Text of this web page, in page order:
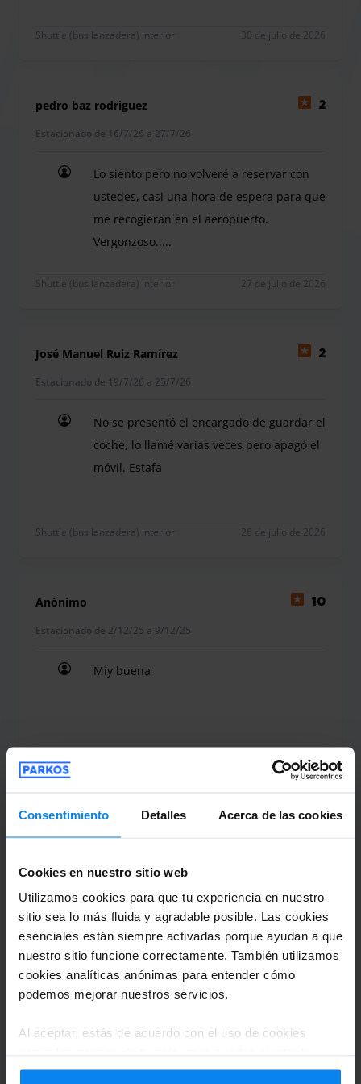
Consentimiento Detalles Acerca de las cookies
Cookies en nuestro sitio web
Utilizamos cookies para que tu experiencia en nuestro
sitio sea lo más fluida y agradable posible. Las cookies
esenciales están siempre activadas porque ayudan a que
nuestro sitio funcione correctamente. También utilizamos
cookies analíticas anónimas para entender cómo
podemos mejorar nuestros servicios.
Al aceptar, estás de acuerdo con el uso de cookies
configuración en cualquier momento. Para conocer todos
Shuttle (bus lanzadera) interior 30 de julio de 2026
pedro baz rodriguez 2
Estacionado de 16/7/26 a 27/7/26
Lo siento pero no volveré a reservar con
ustedes, casi una hora de espera para que
me recogieran en el aeropuerto.
Vergonzoso.....
Shuttle (bus lanzadera) interior 27 de julio de 2026
José Manuel Ruiz Ramírez 2
Estacionado de 19/7/26 a 25/7/26
No se presentó el encargado de guardar el
coche, lo llamé varias veces pero apagó el
móvil. Estafa
Shuttle (bus lanzadera) interior 26 de julio de 2026
Anónimo 10
Estacionado de 2/12/25 a 9/12/25
Miy buena
Shuttle (bus lanzadera) interior 10 de diciembre de 2025
Estacionado de 1/9/25 a 6/9/25
El aparcamiento está en una nave que no
se encuentra en buen estado. El traslado
lo realiza el transportista con su propio
vehículo, no se trata de una empresa
cumplido mis expectativas.